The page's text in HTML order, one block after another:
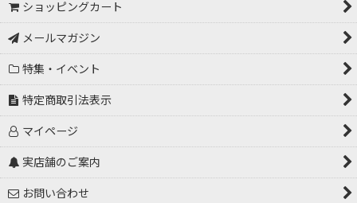
ショッピングカート
メールマガジン
特集・イベント
特定商取引法表示
マイページ
実店舗のご案内
お問い合わせ